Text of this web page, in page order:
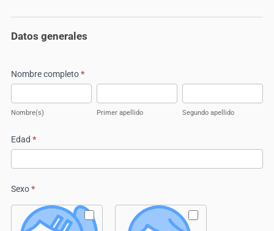
Datos generales
Nombre completo*
Nombre(s)
apellido
Primer apellido
apellido
Segundo apellido
Edad *
Sexo*